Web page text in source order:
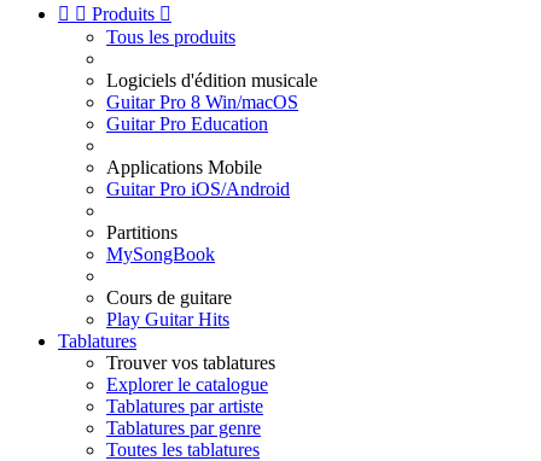
  Produits 
Tous les produits
Logiciels d'édition musicale
Guitar Pro 8 Win/macOS
Guitar Pro Education
Applications Mobile
Guitar Pro iOS/Android
Partitions
MySongBook
Cours de guitare
Play Guitar Hits
Tablatures
Trouver vos tablatures
Explorer le catalogue
Tablatures par artiste
Tablatures par genre
Toutes les tablatures